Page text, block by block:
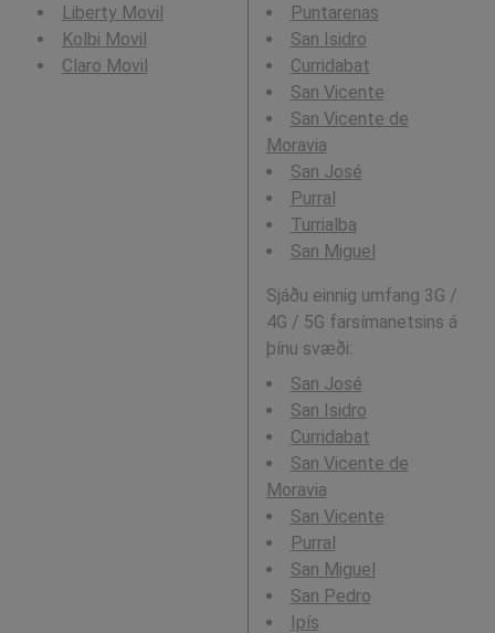
Liberty Movil
Kolbi Movil
Claro Movil
Puntarenas
San Isidro
Curridabat
San Vicente
San Vicente de
Moravia
San José
Purral
Turrialba
San Miguel
Sjáðu einnig umfang 3G /
4G / 5G farsímanetsins á
þínu svæði:
San José
San Isidro
Curridabat
San Vicente de
Moravia
San Vicente
Purral
San Miguel
San Pedro
Ipís